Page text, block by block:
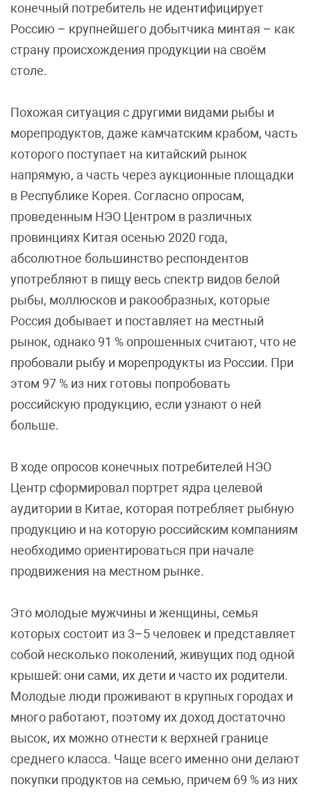
конечный потребитель не идентифицирует
Россию – крупнейшего добытчика минтая – как
страну происхождения продукции на своём
столе.
Похожая ситуация с другими видами рыбы и
морепродуктов, даже камчатским крабом, часть
которого поступает на китайский рынок
напрямую, а часть через аукционные площадки
в Республике Корея. Согласно опросам,
проведенным НЭО Центром в различных
провинциях Китая осенью 2020 года,
абсолютное большинство респондентов
употребляют в пищу весь спектр видов белой
рыбы, моллюсков и ракообразных, которые
Россия добывает и поставляет на местный
рынок, однако 91 % опрошенных считают, что не
пробовали рыбу и морепродукты из России. При
этом 97 % из них готовы попробовать
российскую продукцию, если узнают о ней
больше.
В ходе опросов конечных потребителей НЭО
Центр сформировал портрет ядра целевой
аудитории в Китае, которая потребляет рыбную
продукцию и на которую российским компаниям
необходимо ориентироваться при начале
продвижения на местном рынке.
Это молодые мужчины и женщины, семья
которых состоит из 3–5 человек и представляет
собой несколько поколений, живущих под одной
крышей: они сами, их дети и часто их родители.
Молодые люди проживают в крупных городах и
много работают, поэтому их доход достаточно
высок, их можно отнести к верхней границе
среднего класса. Чаще всего именно они делают
покупки продуктов на семью, причем 69 % из них